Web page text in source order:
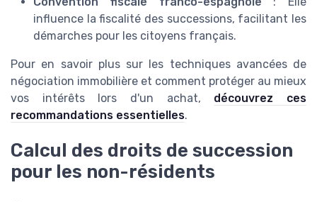
influence la fiscalité des successions, facilitant les
démarches pour les citoyens français.
Pour en savoir plus sur les techniques avancées de
négociation immobilière et comment protéger au mieux
vos intérêts lors d'un achat, découvrez ces
recommandations essentielles.
Calcul des droits de succession
pour les non-résidents